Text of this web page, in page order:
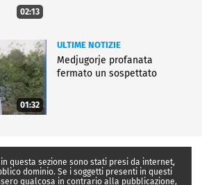
02:13
01:32
ULTIME NOTIZIE
Medjugorje profanata
fermato un sospettato
questa sezione sono stati presi da internet,
dominio. Se i soggetti presenti in questi
qualcosa in contrario alla pubblicazione,